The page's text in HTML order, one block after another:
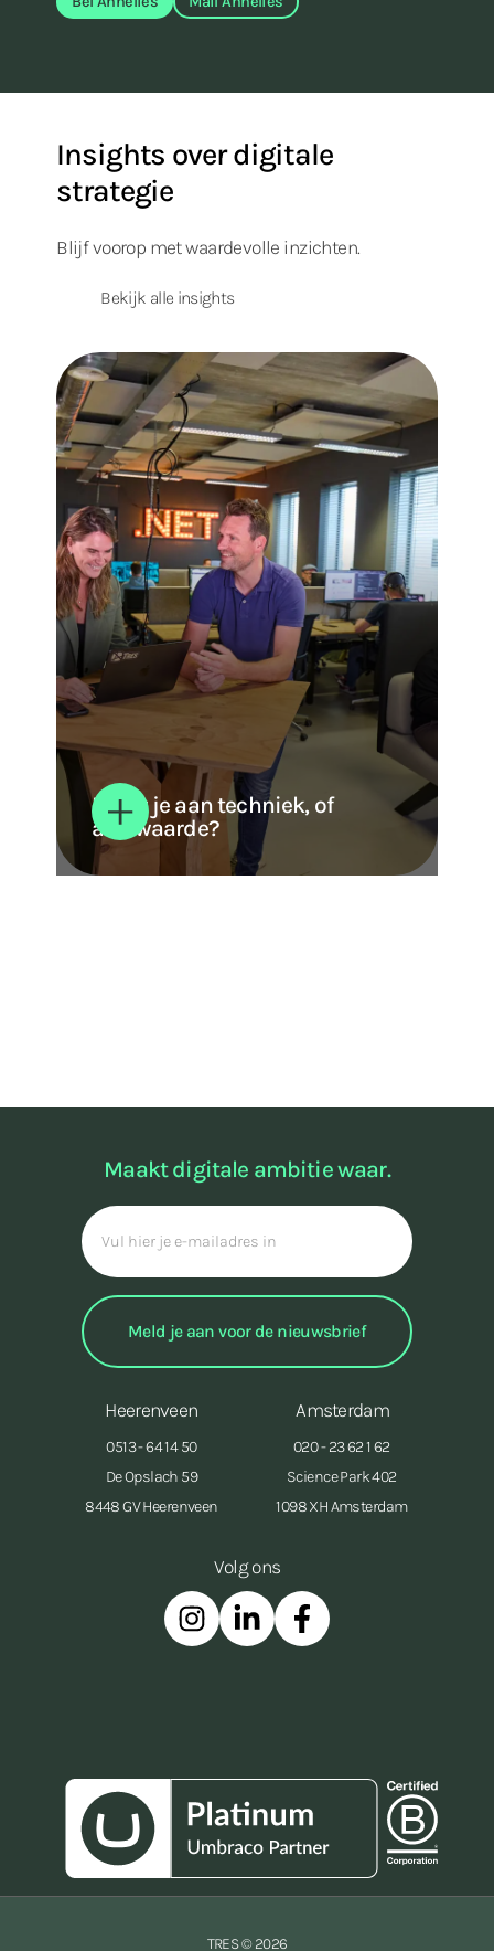
Insights over digitale
strategie
Blijf voorop met waardevolle inzichten.
Bekijk alle insights
Bouw je aan techniek, of
aan waarde?
Maakt digitale ambitie waar.
Heerenveen
0513 - 64 14 50
De Opslach 59
8448 GV Heerenveen
Amsterdam
020 - 23 62 1 62
Science Park 402
1098 XH Amsterdam
Volg ons
InstagramLinkedinFacebook
TRES © 2026